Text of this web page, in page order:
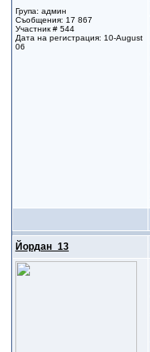
Група: админ
Съобщения: 17 867
Участник # 544
Дата на регистрация: 10-August
06
Йордан_13